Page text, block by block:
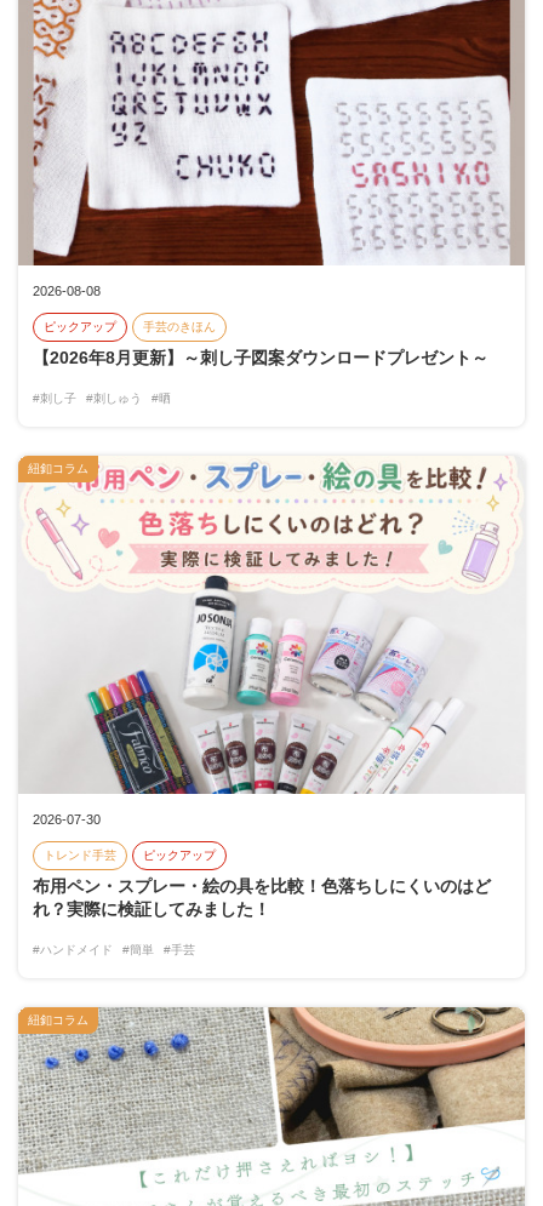
2026-08-08
ピックアップ 手芸のきほん
【2026年8月更新】～刺し子図案ダウンロードプレゼント～
#刺し子 #刺しゅう #晒
2026-07-30
トレンド手芸 ピックアップ
布用ペン・スプレー・絵の具を比較！色落ちしにくいのはど
れ？実際に検証してみました！
#ハンドメイド #簡単 #手芸
紐釦コラム
紐釦コラム